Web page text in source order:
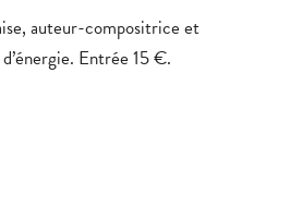
auteur-compositrice et
Entrée 15 €.